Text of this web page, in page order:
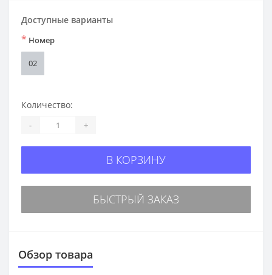
Доступные варианты
* Номер
02
Количество:
- +
В КОРЗИНУ
БЫСТРЫЙ ЗАКАЗ
Обзор товара